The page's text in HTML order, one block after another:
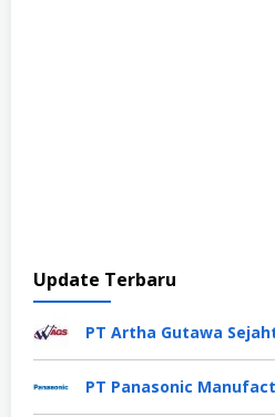
Update Terbaru
PT Artha Gutawa
PT Panasonic